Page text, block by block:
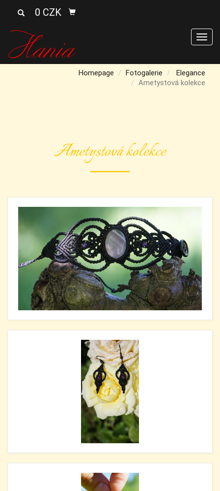
0 CZK
Homepage Fotogalerie
Elegance
Ametystová kolekce
Ametystová kolekce